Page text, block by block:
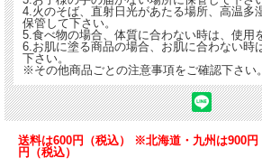
4.火のそば、直射日光があたる場所、高温多
保管して下さい。
5.食べ物の場合、体質に合わない時は、使用
6.お肌に塗る商品の場合、お肌に合わない時
下さい。
※その他商品ごとの注意事項をご確認下さい。
送料は600円（税込） ※北海道・九州は900円
円（税込）